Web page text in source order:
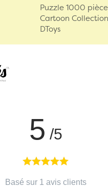
Puzzle 1000
Cartoon
DToys
5 /5
Basé sur 1 avis clients